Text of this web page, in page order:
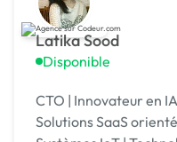
Latika Sood
Disponible
CTO | Innovateur en
Solutions SaaS